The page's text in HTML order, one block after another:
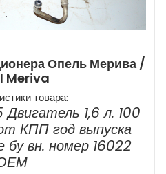
Опель Мерива /
Meriva
товара:
1,6 л. 100
КПП год выпуска
вн. номер 16022